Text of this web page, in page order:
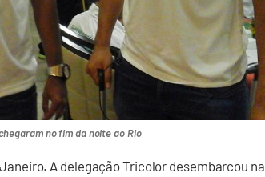
no fim da noite ao Rio
A delegação Tricolor desembarcou na